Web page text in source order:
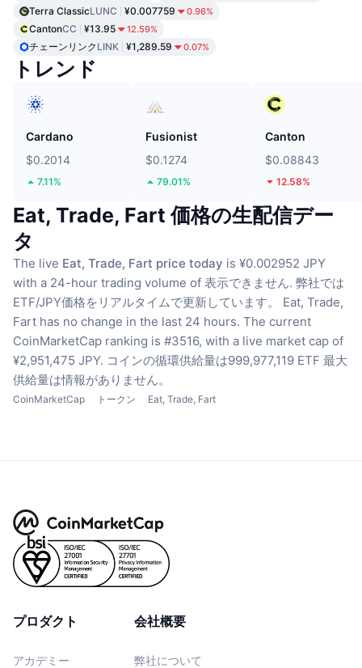
Terra ClassicLUNC ¥0.007759 0.96%
CantonCC ¥13.95 12.59%
チェーンリンク LINK ¥1,289.59 0.07%
トレンド
Cardano
$0.2014
7.11%
Fusionist
$0.1274
79.01%
Canton
$0.08843
12.58%
Eat, Trade, Fart 価格の生配信デー
タ
The live Eat, Trade, Fart price today is ¥0.002952 JPY
with a 24-hour trading volume of 表示できません. 弊社では
ETF/JPY価格をリアルタイムで更新しています。
Eat, Trade,
Fart has no change in the last 24 hours. The current
CoinMarketCap ranking is #3516, with a live market cap of
¥2,951,475 JPY. コインの循環供給量は999,977,119 ETF 最大
供給量は情報がありません。
CoinMarketCap トークン Eat, Trade, Fart
プロダクト
アカデミー
会社概要
弊社について